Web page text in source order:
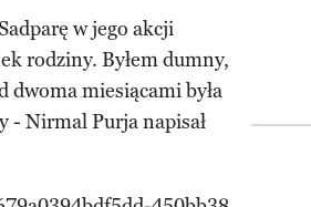
w jego akcji
rodziny. Byłem dumny,
dwoma miesiącami była
- Nirmal Purja napisał